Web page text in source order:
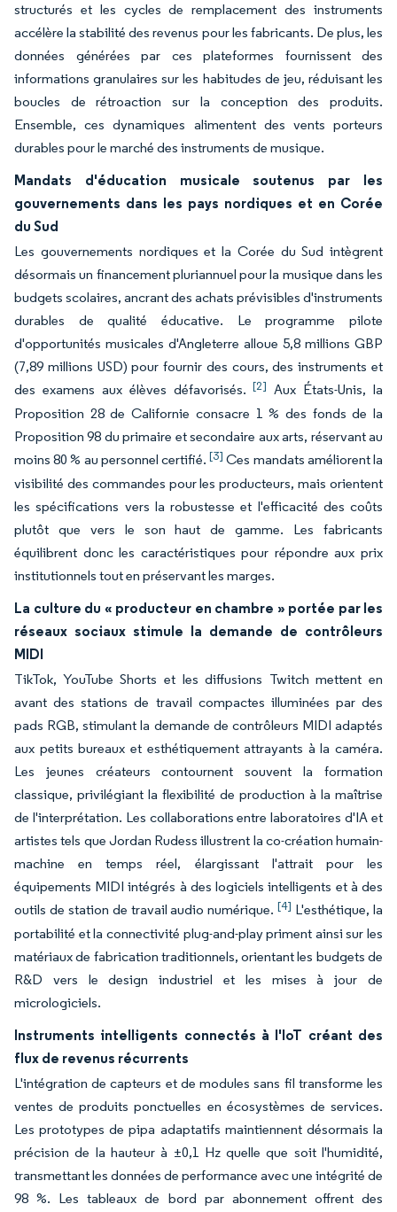
structurés et les cycles de remplacement des instruments
accélère la stabilité des revenus pour les fabricants. De plus, les
données générées par ces plateformes fournissent des
informations granulaires sur les habitudes de jeu, réduisant les
boucles de rétroaction sur la conception des produits.
Ensemble, ces dynamiques alimentent des vents porteurs
durables pour le marché des instruments de musique.
Mandats d'éducation musicale soutenus par les
gouvernements dans les pays nordiques et en Corée
du Sud
Les gouvernements nordiques et la Corée du Sud intègrent
désormais un financement pluriannuel pour la musique dans les
budgets scolaires, ancrant des achats prévisibles d'instruments
durables de qualité éducative. Le programme pilote
d'opportunités musicales d'Angleterre alloue 5,8 millions GBP
(7,89 millions USD) pour fournir des cours, des instruments et
des examens aux élèves défavorisés.[2] Aux États-Unis, la
Proposition 28 de Californie consacre 1 % des fonds de la
Proposition 98 du primaire et secondaire aux arts, réservant au
moins 80 % au personnel certifié.[3] Ces mandats améliorent la
visibilité des commandes pour les producteurs, mais orientent
les spécifications vers la robustesse et l'efficacité des coûts
plutôt que vers le son haut de gamme. Les fabricants
équilibrent donc les caractéristiques pour répondre aux prix
institutionnels tout en préservant les marges.
La culture du « producteur en chambre » portée par les
réseaux sociaux stimule la demande de contrôleurs
MIDI
TikTok, YouTube Shorts et les diffusions Twitch mettent en
avant des stations de travail compactes illuminées par des
pads RGB, stimulant la demande de contrôleurs MIDI adaptés
aux petits bureaux et esthétiquement attrayants à la caméra.
Les jeunes créateurs contournent souvent la formation
classique, privilégiant la flexibilité de production à la maîtrise
de l'interprétation. Les collaborations entre laboratoires d'IA et
artistes tels que Jordan Rudess illustrent la co-création humain-
machine en temps réel, élargissant l'attrait pour les
équipements MIDI intégrés à des logiciels intelligents et à des
outils de station de travail audio numérique.[4] L'esthétique, la
portabilité et la connectivité plug-and-play priment ainsi sur les
matériaux de fabrication traditionnels, orientant les budgets de
R&D vers le design industriel et les mises à jour de
micrologiciels.
Instruments intelligents connectés à l'IoT créant des
flux de revenus récurrents
L'intégration de capteurs et de modules sans fil transforme les
ventes de produits ponctuelles en écosystèmes de services.
Les prototypes de pipa adaptatifs maintiennent désormais la
précision de la hauteur à ±0,1 Hz quelle que soit l'humidité,
transmettant les données de performance avec une intégrité de
98 %. Les tableaux de bord par abonnement offrent des